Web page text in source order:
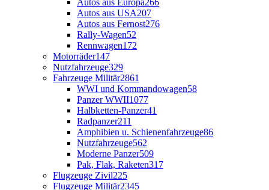
Autos aus USA207
Autos aus Fernost276
Rally-Wagen52
Rennwagen172
Motorräder147
Nutzfahrzeuge329
Fahrzeuge Militär2861
WWI und Kommandowagen58
Panzer WWII1077
Halbketten-Panzer41
Radpanzer211
Amphibien u. Schienenfahrzeuge86
Nutzfahrzeuge562
Moderne Panzer509
Pak, Flak, Raketen317
Flugzeuge Zivil225
Flugzeuge Militär2345